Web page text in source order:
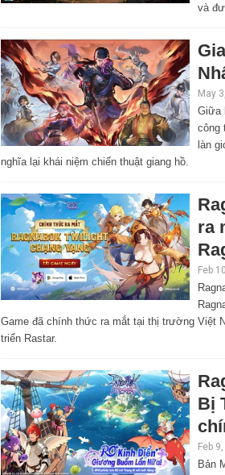
và
May
Giữa
công
làn
nghĩa lại khái niệm chiến thuật giang hồ.
ra
Feb
Game đã chính thức ra mắt tại thị trường Việt
triển Rastar.
Bị
Feb
Bản